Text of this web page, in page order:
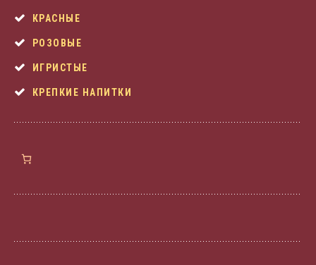
КРАСНЫЕ
РОЗОВЫЕ
ИГРИСТЫЕ
КРЕПКИЕ НАПИТКИ